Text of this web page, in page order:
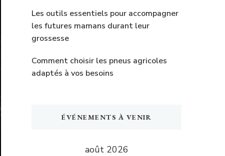
Les outils essentiels pour accompagner
les futures mamans durant leur
grossesse
Comment choisir les pneus agricoles
adaptés à vos besoins
ÉVÉNEMENTS À VENIR
août 2026